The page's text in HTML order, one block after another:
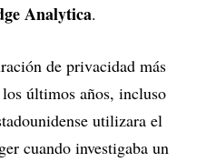
Analytica.
de privacidad más
últimos años, incluso
utilizara el
cuando investigaba un